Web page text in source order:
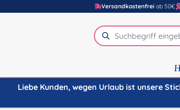
Hauptinhalt springen
Zur Suche springen
Zur Hauptnavigation springen
Versandkostenfrei ab 50€
Liebe Kunden, wegen Urlaub ist unsere